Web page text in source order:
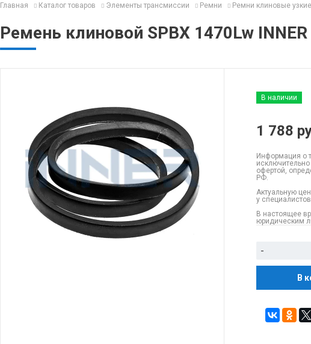
Главная Каталог товаров Элементы трансмиссии Ремни Ремни клиновые
Ремень клиновой SPBX 1470Lw INNER
В наличии
1 788
Информация о
офертой,
РФ.
Актуальную
у
В настоящее
юридическим
-
В